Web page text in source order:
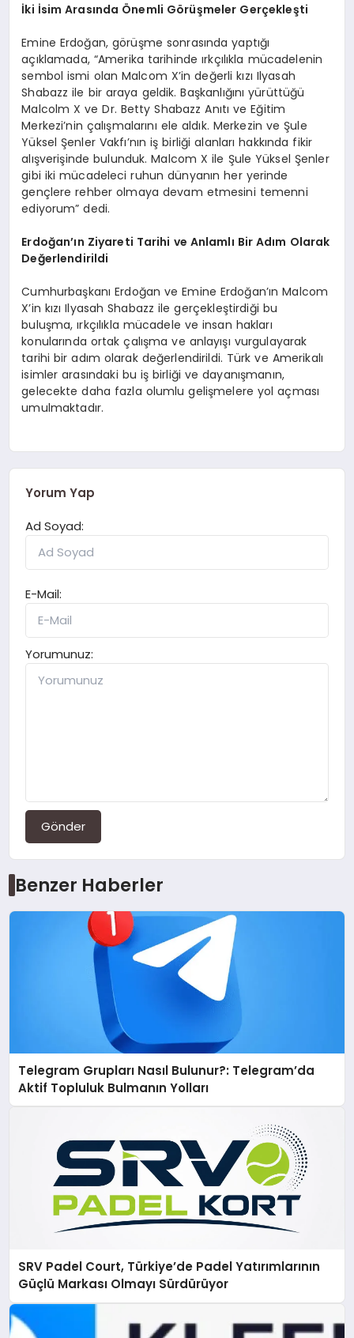
İki İsim Arasında Önemli Görüşmeler Gerçekleşti
Emine Erdoğan, görüşme sonrasında yaptığı
açıklamada, “Amerika tarihinde ırkçılıkla mücadelenin
sembol ismi olan Malcom X’in değerli kızı Ilyasah
Shabazz ile bir araya geldik. Başkanlığını yürüttüğü
Malcolm X ve Dr. Betty Shabazz Anıtı ve Eğitim
Merkezi’nin çalışmalarını ele aldık. Merkezin ve Şule
Yüksel Şenler Vakfı’nın iş birliği alanları hakkında fikir
alışverişinde bulunduk. Malcom X ile Şule Yüksel Şenler
gibi iki mücadeleci ruhun dünyanın her yerinde
gençlere rehber olmaya devam etmesini temenni
ediyorum” dedi.
Erdoğan’ın Ziyareti Tarihi ve Anlamlı Bir Adım Olarak
Değerlendirildi
Cumhurbaşkanı Erdoğan ve Emine Erdoğan’ın Malcom
X’in kızı Ilyasah Shabazz ile gerçekleştirdiği bu
buluşma, ırkçılıkla mücadele ve insan hakları
konularında ortak çalışma ve anlayışı vurgulayarak
tarihi bir adım olarak değerlendirildi. Türk ve Amerikalı
isimler arasındaki bu iş birliği ve dayanışmanın,
gelecekte daha fazla olumlu gelişmelere yol açması
umulmaktadır.
Yorum Yap
Ad Soyad:
E-Mail:
Yorumunuz:
Gönder
Benzer Haberler
Telegram Grupları Nasıl Bulunur?: Telegram’da
Aktif Topluluk Bulmanın Yolları
SRV Padel Court, Türkiye’de Padel Yatırımlarının
Güçlü Markası Olmayı Sürdürüyor